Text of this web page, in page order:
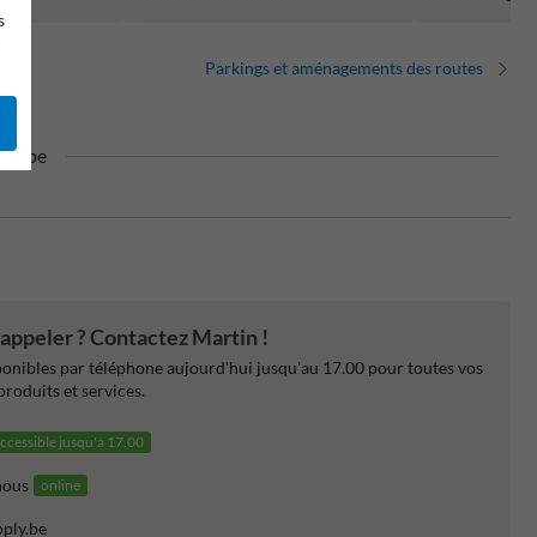
Parkings et aménagements des routes
? Contactez Martin !
par téléphone aujourd'hui jusqu'au 17.00 pour toutes vos
et services.
jusqu'à 17.00
online